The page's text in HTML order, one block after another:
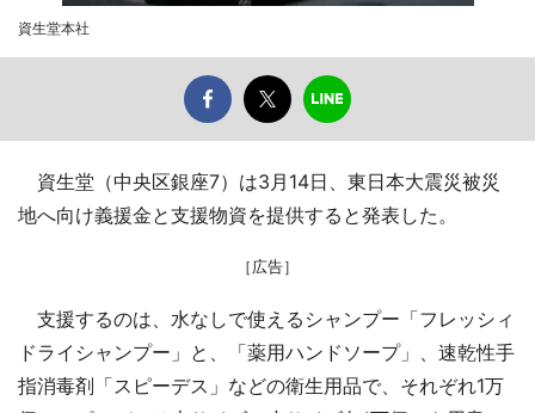
資生堂本社
資生堂（中央区銀座7）は3月14日、東日本大震災被災
地へ向け義援金と支援物資を提供すると発表した。
［広告］
支援するのは、水なしで使えるシャンプー「フレッシィ
ドライシャンプー」と、「薬用ハンドソープ」、速乾性手
指消毒剤「スピーデス」などの衛生用品で、それぞれ1万